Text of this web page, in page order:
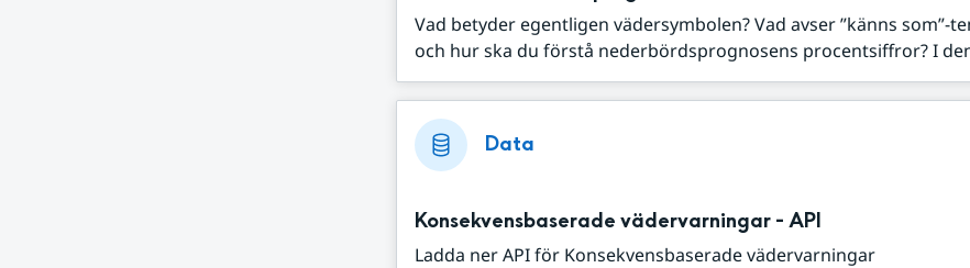
Vad betyder egentligen vädersymbolen? Vad avser ”känns som”-
och hur ska du förstå nederbördsprognosens procentsiffror? I
Data
Konsekvensbaserade vädervarningar - API
Ladda ner API för Konsekvensbaserade vädervarningar